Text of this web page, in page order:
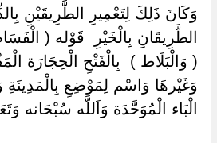
وَكَانَ ذَلِكَ لِتَعْمِيرِ الطَّرِيقَيْنِ
الطَّرِيقَانِ بِالْخَيْرِ ‏ ‏قَوْله (
‏( وَالْبَلَاط ) ‏ ‏بِالْفَتْحِ الْحِجَارَة
وَغَيْرهَا وَاسْم لِمَوْضِعِ
الْبَاء الْمُوَحَّدَة وَاَللَّه سُبْحَانه